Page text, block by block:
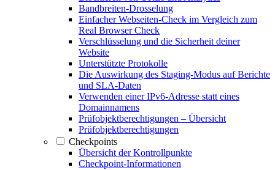
Bandbreiten-Drosselung
Einfacher Webseiten-Check im Vergleich zum
Real Browser Check
Verschlüsselung und die Sicherheit deiner
Website
Unterstützte Protokolle
Die Auswirkung des Staging-Modus auf Berichte
und SLA-Daten
Verwenden einer IPv6-Adresse statt eines
Domainnamens
Prüfobjektberechtigungen – Übersicht
Prüfobjektberechtigungen
Checkpoints
Übersicht der Kontrollpunkte
Checkpoint-Informationen